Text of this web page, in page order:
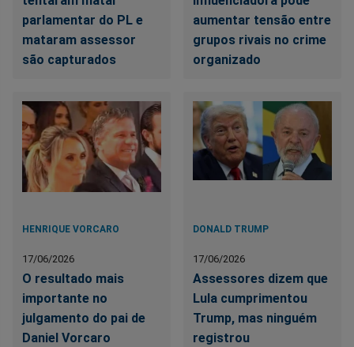
parlamentar do PL e
mataram assessor
são capturados
aumentar tensão entre
grupos rivais no crime
organizado
HENRIQUE VORCARO
17/06/2026
O resultado mais
importante no
julgamento do pai de
Daniel Vorcaro
DONALD TRUMP
17/06/2026
Assessores dizem que
Lula cumprimentou
Trump, mas ninguém
registrou